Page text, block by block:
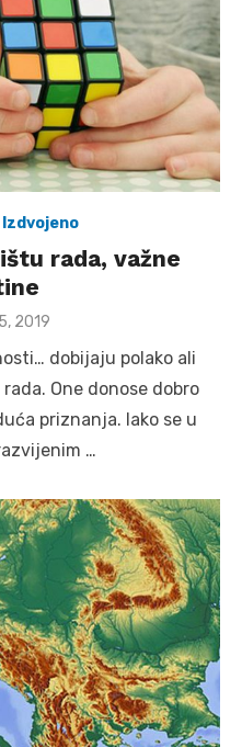
Izdvojeno
rada, važne
2019
dobijaju polako ali
One donose dobro
priznanja. Iako se u
…